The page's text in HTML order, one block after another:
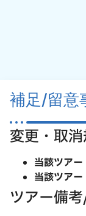
補足/留意
変更・取
当該ツア
当該ツア
ツアー備